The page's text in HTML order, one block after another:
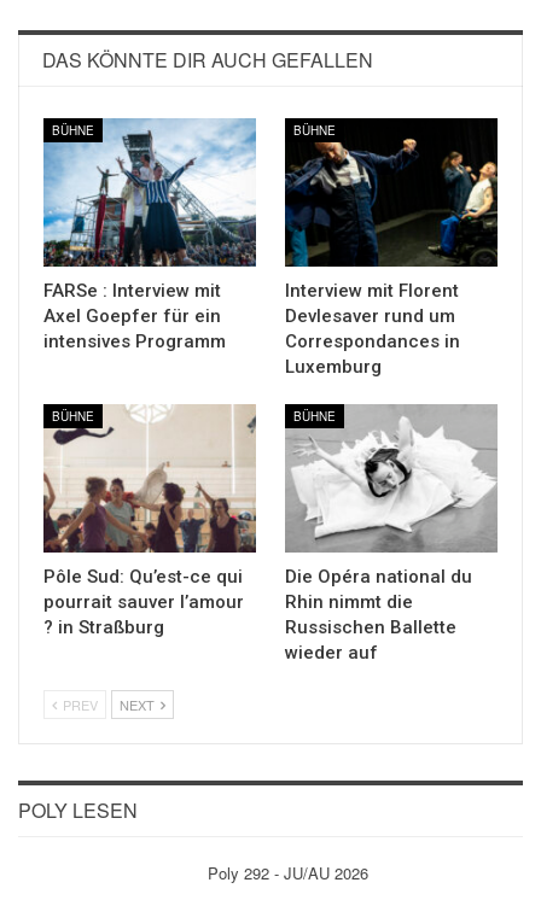
DAS KÖNNTE DIR AUCH GEFALLEN
BÜHNE
FARSe : Interview mit
Axel Goepfer für ein
intensives Programm
BÜHNE
Interview mit Florent
Devlesaver rund um
Correspondances in
Luxemburg
BÜHNE
Pôle Sud: Qu’est-ce qui
pourrait sauver l’amour
? in Straßburg
BÜHNE
Die Opéra national du
Rhin nimmt die
Russischen Ballette
wieder auf
PREV NEXT
POLY LESEN
Poly 292 - JU/AU 2026